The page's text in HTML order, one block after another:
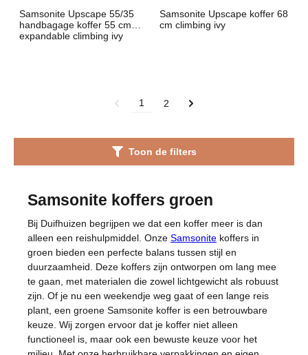
Samsonite Upscape 55/35
handbagage koffer 55 cm
expandable climbing ivy
Samsonite Upscape koffer 68
cm climbing ivy
1 2
Toon de filters
Samsonite koffers groen
Bij Duifhuizen begrijpen we dat een koffer meer is dan
alleen een reishulpmiddel. Onze Samsonite koffers in
groen bieden een perfecte balans tussen stijl en
duurzaamheid. Deze koffers zijn ontworpen om lang mee
te gaan, met materialen die zowel lichtgewicht als robuust
zijn. Of je nu een weekendje weg gaat of een lange reis
plant, een groene Samsonite koffer is een betrouwbare
keuze. Wij zorgen ervoor dat je koffer niet alleen
functioneel is, maar ook een bewuste keuze voor het